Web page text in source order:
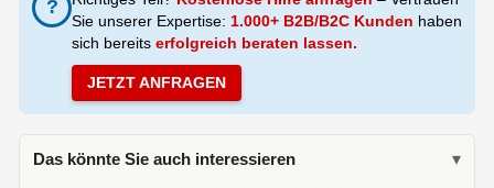
?
Sie unserer Expertise: 1.000+ B2B/B2C Kunden haben
sich bereits erfolgreich beraten lassen.
JETZT ANFRAGEN
Das könnte Sie auch interessieren ▾